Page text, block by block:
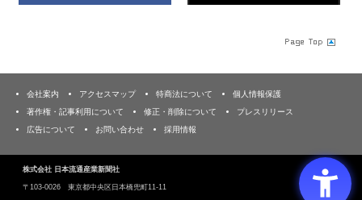
会社案内 アクセスマップ 特商法について
個人情報保護
著作権・記事利用について
修正・削除について
プレスリリース
広告について
お問い合わせ 採用情報
株式会社 日本流通産業新聞社
〒103‐0026 東京都中央区日本橋兜町11-11